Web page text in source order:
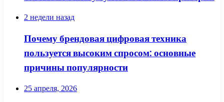
2 недели назад
Почему брендовая цифровая техника
пользуется высоким спросом: основные
причины популярности
25 апреля, 2026